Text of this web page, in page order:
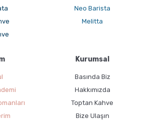
Neo Barista
Melitta
Kurumsal
Basında Biz
Hakkımızda
Toptan Kahve
Bize Ulaşın